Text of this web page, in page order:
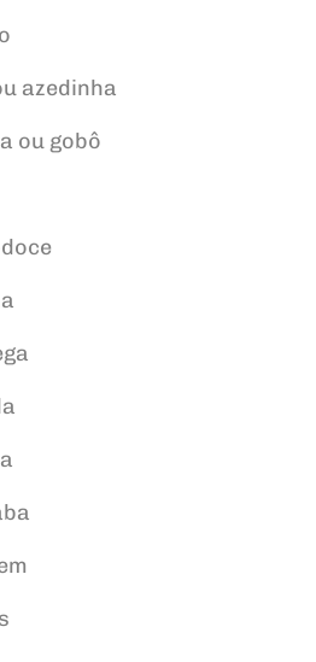
azedinha
ou gobô